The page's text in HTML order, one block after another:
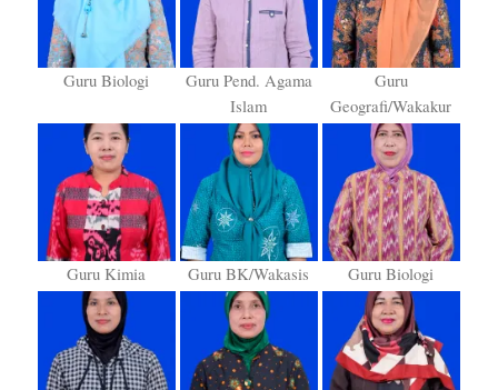
Guru Biologi
Guru Pend. Agama
Islam
Guru
Geografi/Wakakur
Guru Kimia Guru BK/Wakasis Guru Biologi